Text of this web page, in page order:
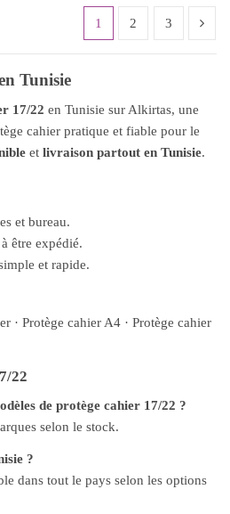
1 2 3
Tunisie
17/22 en Tunisie sur Alkirtas, une
cahier pratique et fiable pour le
et livraison partout en Tunisie.
et bureau.
être expédié.
et rapide.
· Protège cahier A4 · Protège cahier
22
de protège cahier 17/22 ?
selon le stock.
?
dans tout le pays selon les options